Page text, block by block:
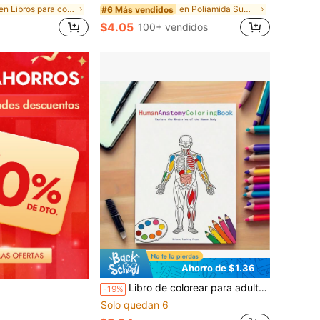
en Libros para colorear Suministros de pintura y d #6 Más vendidos en Poliamida Suministros de pintura y dibujo
$4.05 100+ vendidos
Ahorro de $1.36
-19% Libro de colorear para adultos de 24 páginas, libro de colorear de anatomía, sistemas del Body humano diseñados específicamente para adultos que buscan relajación. Adecuado para actividades artísticas de adultos, regalo ideal para Navidad, Halloween o cumpleaños
Solo quedan 6